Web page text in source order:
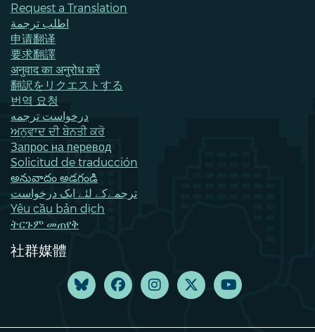
Request a Translation
اطلب ترجمة
申请翻译
要求翻譯
अनुवाद का अनुरोध करें
翻訳をリクエストする
번역 요청
درخواست ترجمه
ਅਨੁਵਾਦ ਦੀ ਬੇਨਤੀ ਕਰੋ
Запрос на перевод
Solicitud de traducción
అనువాదం అడగండి
ترجمےکے لئے ایک درخواست
Yêu cầu bản dịch
ትርጉም መጠየቅ
社群媒體